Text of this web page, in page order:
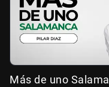
Más de uno